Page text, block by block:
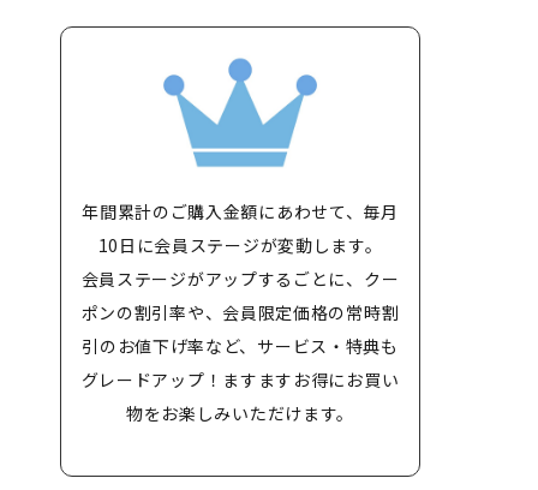
年間累計のご購入金額にあわせて、毎月
10日に会員ステージが変動します。
会員ステージがアップするごとに、クー
ポンの割引率や、会員限定価格の常時割
引のお値下げ率など、サービス・特典も
グレードアップ！ますますお得にお買い
物をお楽しみいただけます。